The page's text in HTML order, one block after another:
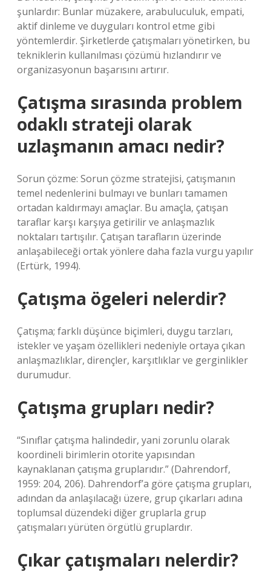
şunlardır: Bunlar müzakere, arabuluculuk, empati,
aktif dinleme ve duyguları kontrol etme gibi
yöntemlerdir. Şirketlerde çatışmaları yönetirken, bu
tekniklerin kullanılması çözümü hızlandırır ve
organizasyonun başarısını artırır.
Çatışma sırasında problem
odaklı strateji olarak
uzlaşmanın amacı nedir?
Sorun çözme: Sorun çözme stratejisi, çatışmanın
temel nedenlerini bulmayı ve bunları tamamen
ortadan kaldırmayı amaçlar. Bu amaçla, çatışan
taraflar karşı karşıya getirilir ve anlaşmazlık
noktaları tartışılır. Çatışan tarafların üzerinde
anlaşabileceği ortak yönlere daha fazla vurgu yapılır
(Ertürk, 1994).
Çatışma ögeleri nelerdir?
Çatışma; farklı düşünce biçimleri, duygu tarzları,
istekler ve yaşam özellikleri nedeniyle ortaya çıkan
anlaşmazlıklar, dirençler, karşıtlıklar ve gerginlikler
durumudur.
Çatışma grupları nedir?
“Sınıflar çatışma halindedir, yani zorunlu olarak
koordineli birimlerin otorite yapısından
kaynaklanan çatışma gruplarıdır.” (Dahrendorf,
1959: 204, 206). Dahrendorf’a göre çatışma grupları,
adından da anlaşılacağı üzere, grup çıkarları adına
toplumsal düzendeki diğer gruplarla grup
çatışmaları yürüten örgütlü gruplardır.
Çıkar çatışmaları nelerdir?